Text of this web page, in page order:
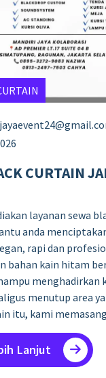
CURTAIN
layanan sewa
anda
rapi dan
bahan kain hitam
menghadirkan
menutup area
itu, kami
Lanjut